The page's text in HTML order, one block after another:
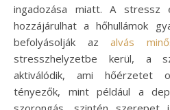
ingadozása miatt. A stressz
hozzájárulhat a hőhullámok
befolyásolják azalvás
stresszhelyzetbe kerül, a
aktiválódik, ami hőérzetet
tényezők, mint például a